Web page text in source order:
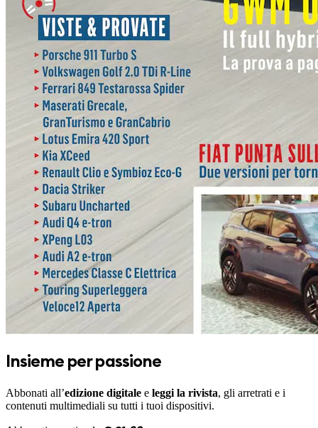
Insieme per passione
Abbonati all’edizione digitale e leggi la rivista, gli arretrati e i
contenuti multimediali su tutti i tuoi dispositivi.